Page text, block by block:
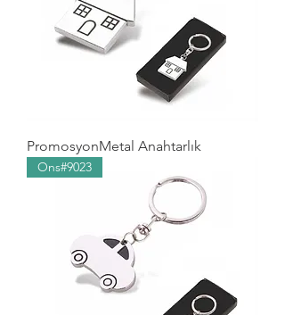
PromosyonMetal Anahtarlık
Ons#9023